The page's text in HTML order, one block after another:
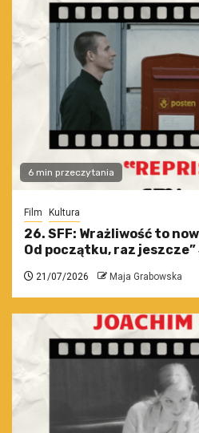
6 min przeczytania
Film Kultura
26. SFF: Wrażliwość to
Od początku, raz
21/07/2026 Maja Grabowska